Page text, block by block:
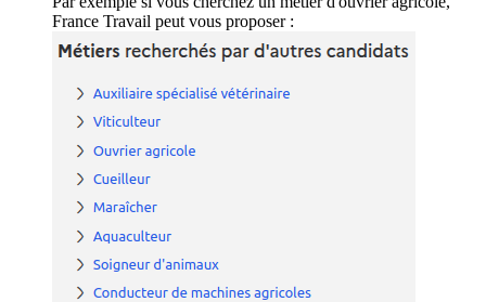
France Travail peut vous proposer :